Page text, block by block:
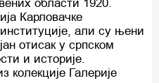
области 1920.
Карловачке
али су њени
отисак у српском
и историје.
колекције Галерије